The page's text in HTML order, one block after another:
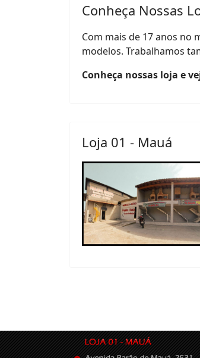
Conheça Nossas
Com mais de 17 anos no
modelos. Trabalhamos
Conheça nossas loja e
Loja 01 - Mauá